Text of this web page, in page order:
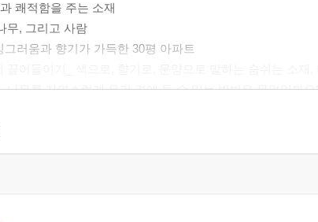
쾌적함을 주는 소재
무, 그리고 사람
그러움과 향기가 가득한 30평 아파트
나무를 자연스럽게 우리 곁에 둘 수 있는 방법은 무엇일까요
는 다른 나만의 개성 표현
스의 미학
정관념을 깨고 자유로워진 40평대 아파트